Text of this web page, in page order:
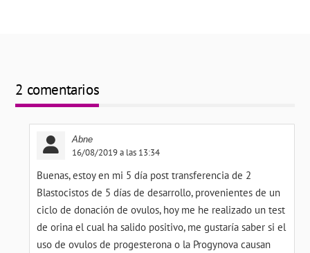
2 comentarios
Abne
16/08/2019 a las 13:34
Buenas, estoy en mi 5 día post transferencia de 2
Blastocistos de 5 días de desarrollo, provenientes de un
ciclo de donación de ovulos, hoy me he realizado un test
de orina el cual ha salido positivo, me gustaría saber si el
uso de ovulos de progesterona o la Progynova causan